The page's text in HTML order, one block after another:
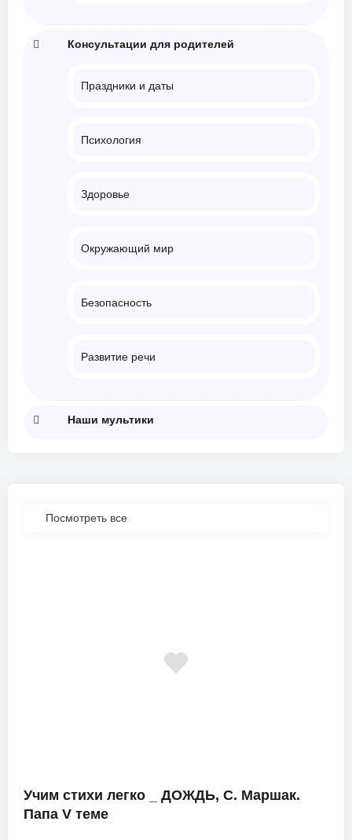
Консультации для родителей
Праздники и даты
Психология
Здоровье
Окружающий мир
Безопасность
Развитие речи
Наши мультики
Посмотреть все
Учим стихи легко _ ДОЖДЬ, С. Маршак.
Папа V теме